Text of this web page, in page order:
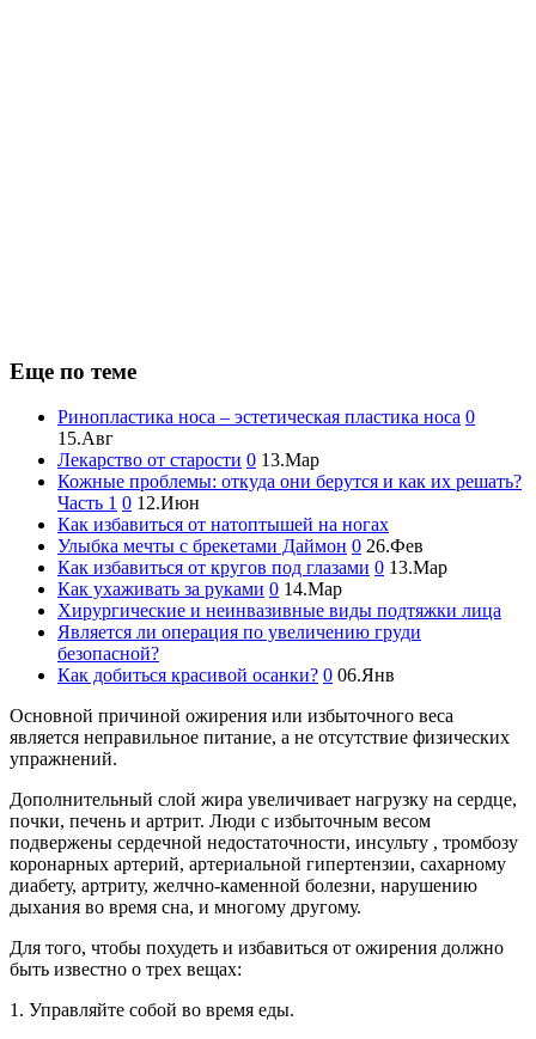
Еще по теме
Ринопластика носа – эстетическая пластика носа 0
15.Авг
Лекарство от старости 0 13.Мар
Кожные проблемы: откуда они берутся и как их решать?
Часть 1 0 12.Июн
Как избавиться от натоптышей на ногах
Улыбка мечты с брекетами Даймон 0 26.Фев
Как избавиться от кругов под глазами 0 13.Мар
Как ухаживать за руками 0 14.Мар
Хирургические и неинвазивные виды подтяжки лица
Является ли операция по увеличению груди
безопасной?
Как добиться красивой осанки? 0 06.Янв
Основной причиной ожирения или избыточного веса
является неправильное питание, а не отсутствие физических
упражнений.
Дополнительный слой жира увеличивает нагрузку на сердце,
почки, печень и артрит. Люди с избыточным весом
подвержены сердечной недостаточности, инсульту , тромбозу
коронарных артерий, артериальной гипертензии, сахарному
диабету, артриту, желчно-каменной болезни, нарушению
дыхания во время сна, и многому другому.
Для того, чтобы похудеть и избавиться от ожирения должно
быть известно о трех вещах:
1. Управляйте собой во время еды.